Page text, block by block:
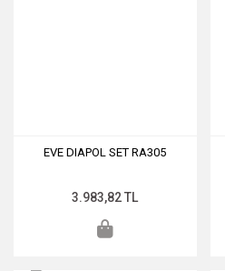
EVE DIAPOL SET RA305
3.983,82 TL